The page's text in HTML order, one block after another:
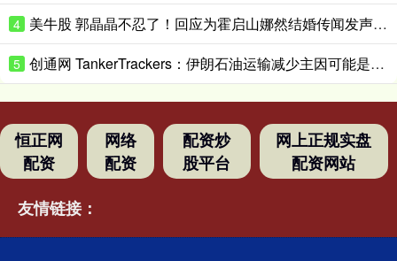
4 美牛股 郭晶晶不忍了！回应为霍启山娜然结婚传闻发声之事，我们都被骗了
5 创通网 TankerTrackers：伊朗石油运输减少主因可能是泄漏事故 而非美国封锁
恒正网
配资
网络
配资
配资炒
股平台
网上正规实盘
配资网站
友情链接：